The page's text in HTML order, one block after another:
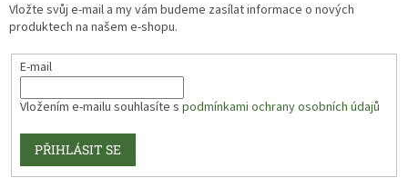
Vložte svůj e-mail a my vám budeme zasílat informace o nových
produktech na našem e-shopu.
E-mail
Vložením e-mailu souhlasíte s podmínkami ochrany osobních údajů
PŘIHLÁSIT SE